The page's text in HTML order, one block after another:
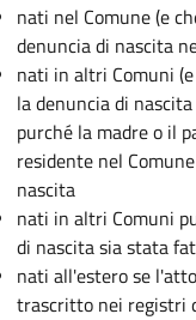
nati nel Comune (e
denuncia di nascita
nati in altri Comuni
la denuncia di
purché la madre o il
residente nel
nascita
nati in altri Comuni
di nascita sia stata
nati all'estero se
trascritto nei registri